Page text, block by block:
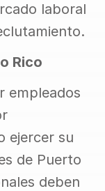
laboral
Rico
empleados
ejercer su
de Puerto
deben